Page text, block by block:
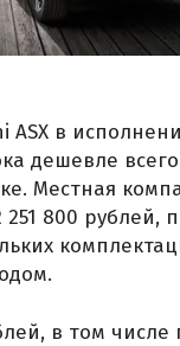
ASX в
дешевле
Местная
800 рублей,
в том числе